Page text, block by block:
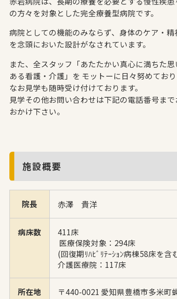
の方々を対象とした完全療養型病院です。
病院としての機能のみならず、身体のケア・精
を念頭においた設計がなされています。
また、全スタッフ「あたたかい真心に満ちた思
ある看護・介護」を モットーに日々努めており
なお見学も随時受け付けております。
見学その他お問い合わせは下記の電話番号まで
おかけ下さい。
施設概要
院長 赤澤 貴洋
病床数
411床
医療保険対象：294床
(回復期ﾘﾊﾋﾞﾘﾃｰｼｮﾝ病棟58床を含
介護医療院：117床
所在地 〒440-0021 愛知県豊橋市多米町